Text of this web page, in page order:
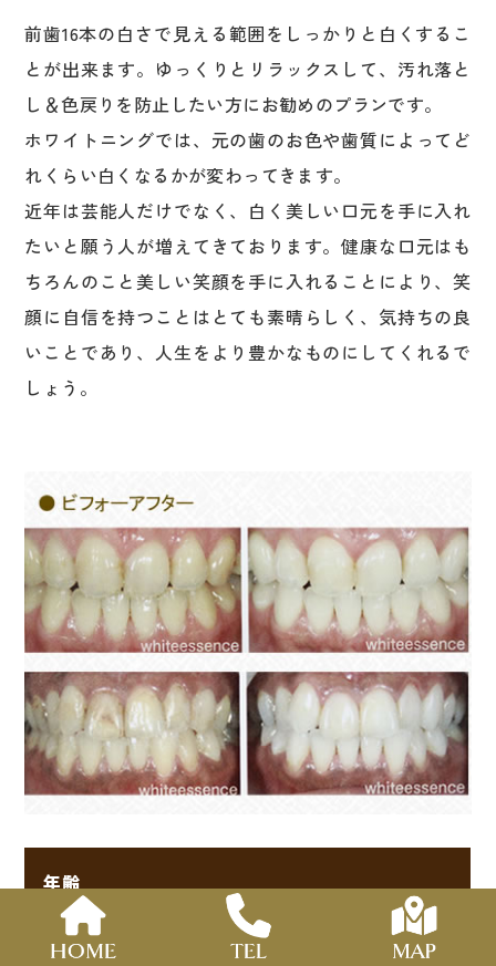
前歯16本の白さで見える範囲をしっかりと白くするこ
とが出来ます。ゆっくりとリラックスして、汚れ落と
し＆色戻りを防止したい方にお勧めのプランです。
ホワイトニングでは、元の歯のお色や歯質によってど
れくらい白くなるかが変わってきます。
近年は芸能人だけでなく、白く美しい口元を手に入れ
たいと願う人が増えてきております。健康な口元はも
ちろんのこと美しい笑顔を手に入れることにより、笑
顔に自信を持つことはとても素晴らしく、気持ちの良
いことであり、人生をより豊かなものにしてくれるで
しょう。
年齢
30代 女性